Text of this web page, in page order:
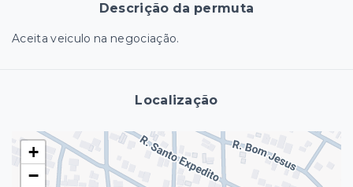
Descrição da permuta
Aceita veiculo na negociação.
Localização
+
−